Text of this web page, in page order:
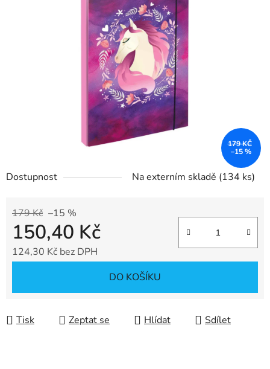
Dostupnost Na externím skladě (134 ks)
179 Kč –15 %
150,40 Kč
124,30 Kč bez DPH
DO KOŠÍKU
Tisk Zeptat se Hlídat Sdílet
179 KČ
–15 %